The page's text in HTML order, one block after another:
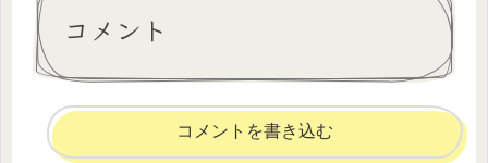
コメント
コメントを書き込む